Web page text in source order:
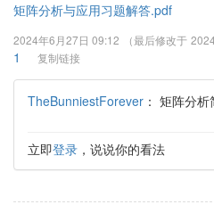
矩阵分析与应用习题解答.pdf
2024年6月27日 09:12 （最后修改于
1
复制链接
TheBunniestForever ： 矩阵分析
立即登录 ，说说你的看法